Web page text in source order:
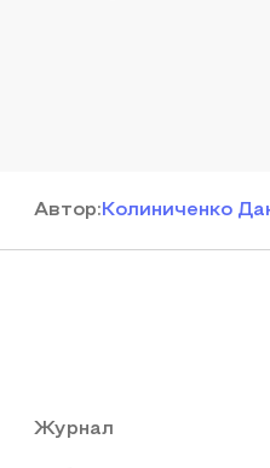
Автор: Колиниченко
Журнал